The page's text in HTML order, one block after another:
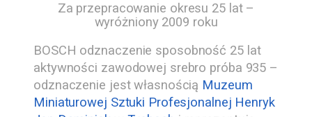
Za przepracowanie okresu 25 lat –
wyróżniony 2009 roku
BOSCH odznaczenie sposobność 25 lat
aktywności zawodowej srebro próba 935 –
odznaczenie jest własnością Muzeum
Miniaturowej Sztuki Profesjonalnej Henryk